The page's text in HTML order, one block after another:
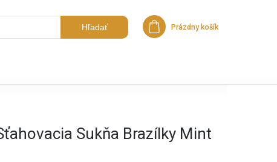
Hľadať Nákupný košík
Prázdny košík
Sukňa Brazílky Mint